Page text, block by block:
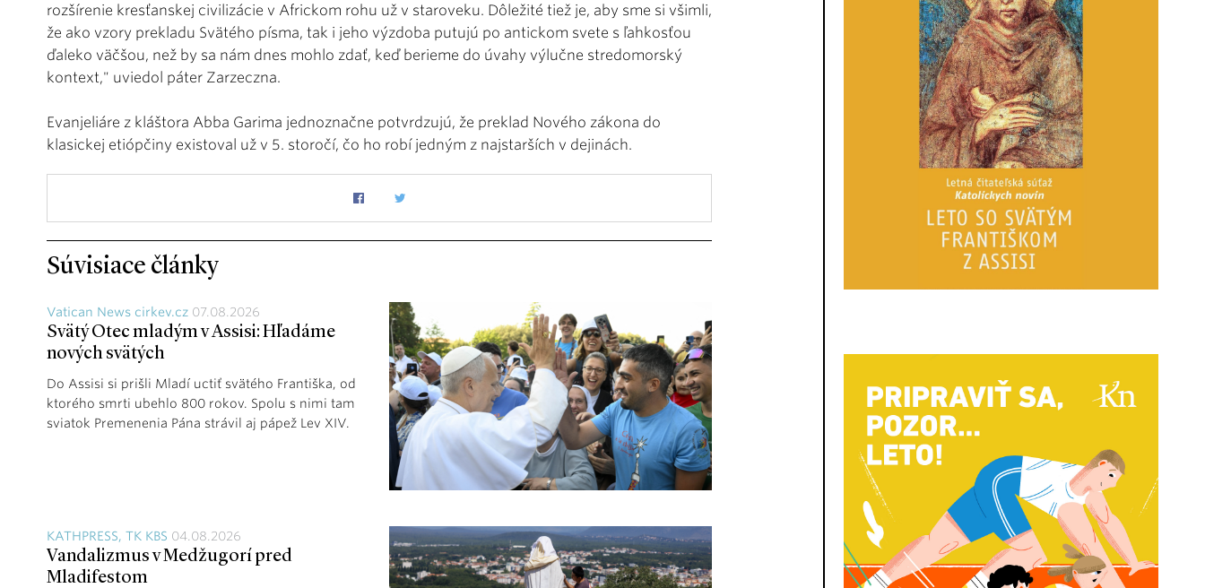
rozšírenie kresťanskej civilizácie v Africkom rohu už v staroveku. Dôležité tiež je, aby sme si všimli,
že ako vzory prekladu Svätého písma, tak i jeho výzdoba putujú po antickom svete s ľahkosťou
ďaleko väčšou, než by sa nám dnes mohlo zdať, keď berieme do úvahy výlučne stredomorský
kontext," uviedol páter Zarzeczna.
Evanjeliáre z kláštora Abba Garima jednoznačne potvrdzujú, že preklad Nového zákona do
klasickej etiópčiny existoval už v 5. storočí, čo ho robí jedným z najstarších v dejinách.
Súvisiace články
Vatican News cirkev.cz 07.08.2026
Svätý Otec mladým v Assisi: Hľadáme
nových svätých
Do Assisi si prišli Mladí uctiť svätého Františka, od
ktorého smrti ubehlo 800 rokov. Spolu s nimi tam
sviatok Premenenia Pána strávil aj pápež Lev XIV.
KATHPRESS, TK KBS 04.08.2026
Vandalizmus v Medžugorí pred
Mladifestom